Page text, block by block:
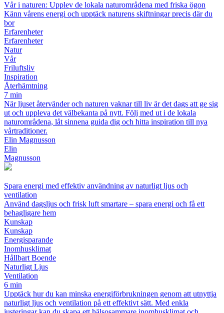
Vår i naturen: Upplev de lokala naturområdena med friska ögon
Känn vårens energi och upptäck naturens skiftningar precis där du
bor
Erfarenheter
Erfarenheter
Natur
Vår
Friluftsliv
Inspiration
Återhämtning
7 min
När ljuset återvänder och naturen vaknar till liv är det dags att ge sig
ut och uppleva det välbekanta på nytt. Följ med ut i de lokala
naturområdena, låt sinnena guida dig och hitta inspiration till nya
vårtraditioner.
Elin Magnusson
Elin
Magnusson
Spara energi med effektiv användning av naturligt ljus och
ventilation
Använd dagsljus och frisk luft smartare – spara energi och få ett
behagligare hem
Kunskap
Kunskap
Energisparande
Inomhusklimat
Hållbart Boende
Naturligt Ljus
Ventilation
6 min
Upptäck hur du kan minska energiförbrukningen genom att utnyttja
naturligt ljus och ventilation på ett effektivt sätt. Med enkla